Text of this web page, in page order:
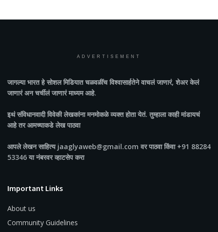
ADVERTISEMENT
जागल्या भारतहे सोशल मिडियात चळवळींच विश्वासार्हतेने वाचलं जाणारं, शेअर केलं
जाणारं अन चर्चीलं जाणारं माध्यम आहे.
इथं संविधानवादी विवेकी लेखकांना मनमोकळे व्यक्त होता येतं. तुम्हाला काही मांडायचं
आहे तर आमच्याकडे लेख पाठवा
आपले लेखन साहित्य jaaglyaweb@gmail.com वर पाठवा किंवा +91 88284
53346 या नंबरवर व्हाटसेप करा
Important Links
About us
Community Guidelines